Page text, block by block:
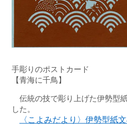
手彫りのポストカード
【青海に千鳥】
伝統の技で彫り上げた伊勢型
した。
〈こよみだより〉伊勢型紙